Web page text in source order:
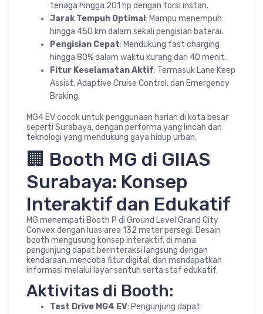
tenaga hingga 201 hp dengan torsi instan.
Jarak Tempuh Optimal : Mampu menempuh
hingga 450 km dalam sekali pengisian baterai.
Pengisian Cepat: Mendukung fast charging
hingga 80% dalam waktu kurang dari 40 menit.
Fitur Keselamatan Aktif: Termasuk Lane Keep
Assist, Adaptive Cruise Control, dan Emergency
Braking.
MG4 EV cocok untuk penggunaan harian di kota besar
seperti Surabaya, dengan performa yang lincah dan
teknologi yang mendukung gaya hidup urban.
🏢 Booth MG di GIIAS
Surabaya: Konsep
Interaktif dan Edukatif
MG menempati Booth P di Ground Level Grand City
Convex dengan luas area 132 meter persegi. Desain
booth mengusung konsep interaktif, di mana
pengunjung dapat berinteraksi langsung dengan
kendaraan, mencoba fitur digital, dan mendapatkan
informasi melalui layar sentuh serta staf edukatif.
Aktivitas di Booth:
Test Drive MG4 EV: Pengunjung dapat